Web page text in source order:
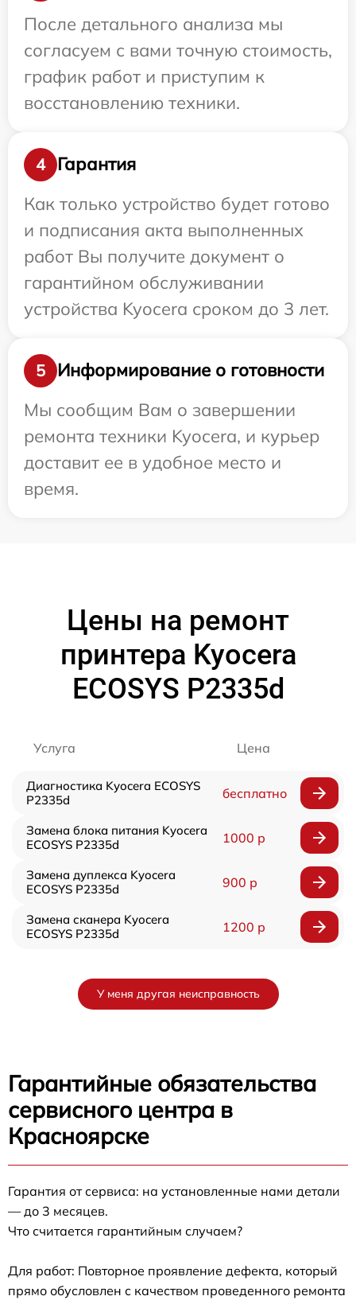
После детального анализа мы
согласуем с вами точную стоимость,
график работ и приступим к
восстановлению техники.
4
Гарантия
Как только устройство будет готово
и подписания акта выполненных
работ Вы получите документ о
гарантийном обслуживании
устройства Kyocera сроком до 3 лет.
5
Информирование о готовности
Мы сообщим Вам о завершении
ремонта техники Kyocera, и курьер
доставит ее в удобное место и
время.
Цены на ремонт
принтера Kyocera
ECOSYS P2335d
Услуга Цена
Диагностика Kyocera ECOSYS
P2335d
бесплатно
Замена блока питания Kyocera
ECOSYS P2335d
1000 р
Замена дуплекса Kyocera
ECOSYS P2335d
900 р
Замена сканера Kyocera
ECOSYS P2335d
1200 р
У меня другая неисправность
Гарантийные обязательства
сервисного центра в
Красноярске
Гарантия от сервиса: на установленные нами детали
— до 3 месяцев.
Что считается гарантийным случаем?
Для работ: Повторное проявление дефекта, который
прямо обусловлен с качеством проведенного ремонта